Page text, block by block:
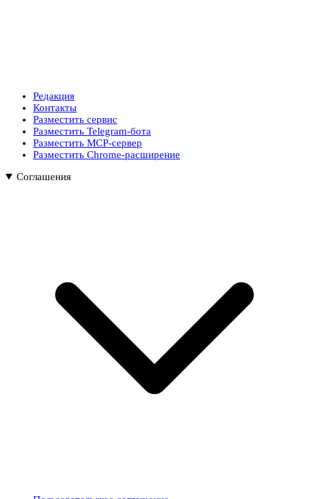
Редакция
Контакты
Разместить сервис
Разместить Telegram-бота
Разместить MCP-сервер
Разместить Chrome-расширение
Соглашения